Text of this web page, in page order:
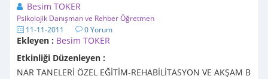
Besim TOKER
Psikolojik Danışman ve Rehber Öğretmen
11-11-2011 0 Yorum
Ekleyen : Besim TOKER
Etkinliği Düzenleyen :
NAR TANELERİ ÖZEL EĞİTİM-REHABİLİTASYON VE AKŞAM B